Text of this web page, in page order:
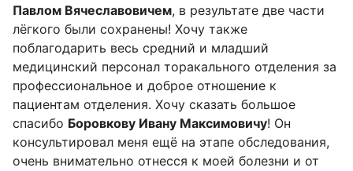
Павлом Вячеславовичем, в результате две части
лёгкого были сохранены! Хочу также
поблагодарить весь средний и младший
медицинский персонал торакального отделения за
профессиональное и доброе отношение к
пациентам отделения. Хочу сказать большое
спасибо Боровкову Ивану Максимовичу! Он
консультировал меня ещё на этапе обследования,
очень внимательно отнесся к моей болезни и от